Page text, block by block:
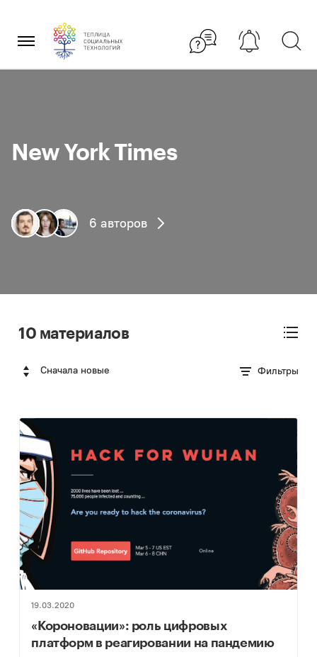
New York Times
6 авторов
10 материалов
Сначала новые Фильтры
19.03.2020
«Короновации»: роль цифровых
платформ в реагировании на пандемию